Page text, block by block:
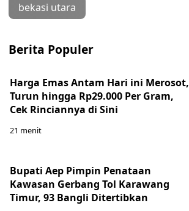
bekasi utara
Berita Populer
Harga Emas Antam Hari ini Merosot,
Turun hingga Rp29.000 Per Gram,
Cek Rinciannya di Sini
21 menit
Bupati Aep Pimpin Penataan
Kawasan Gerbang Tol Karawang
Timur, 93 Bangli Ditertibkan